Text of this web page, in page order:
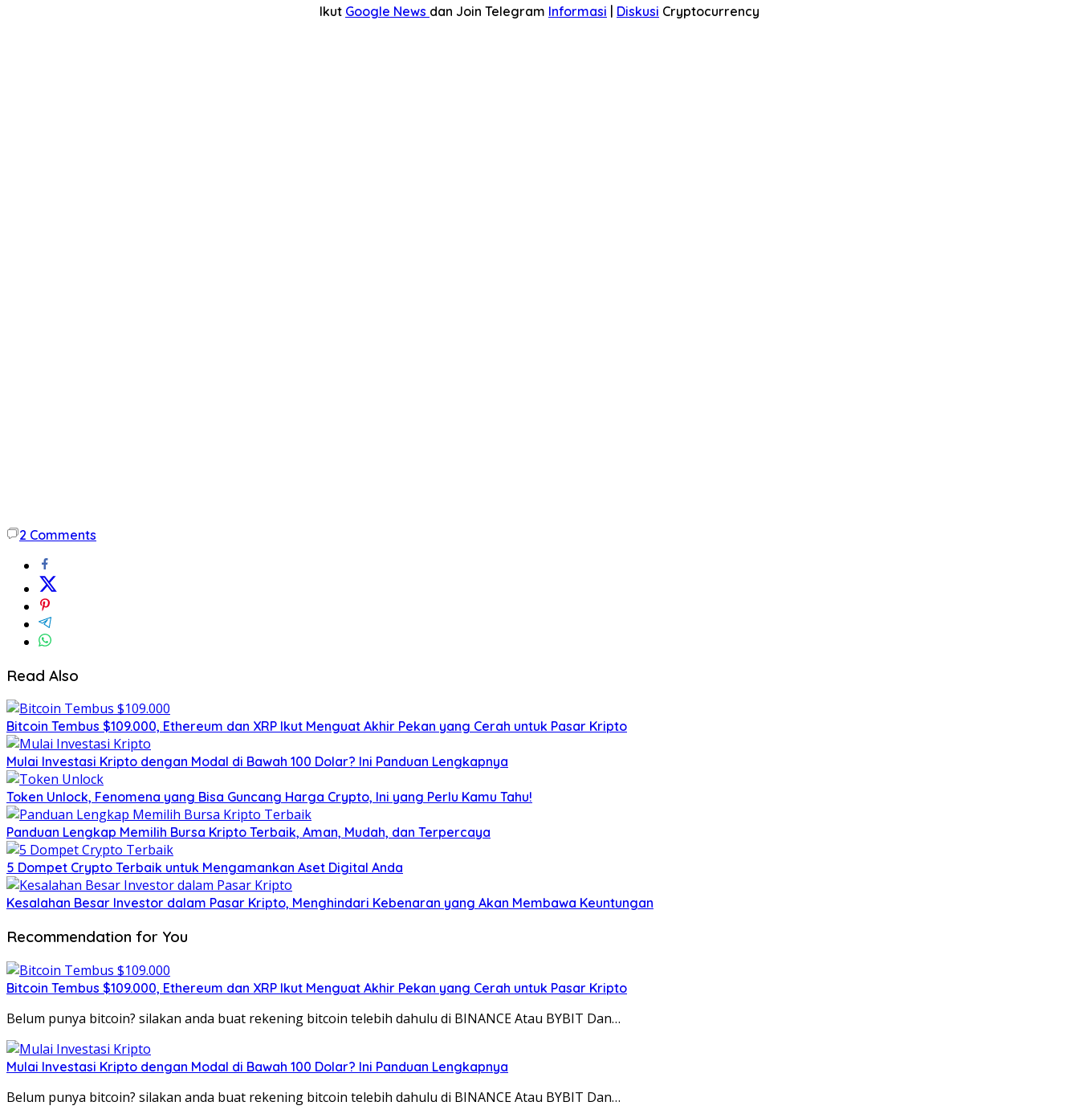
Ikut Google News dan Join Telegram Informasi | Diskusi Cryptocurrency
2 Comments
Read Also
Bitcoin Tembus $109.000, Ethereum dan XRP Ikut Menguat Akhir Pekan yang Cerah untuk Pasar Kripto
Mulai Investasi Kripto dengan Modal di Bawah 100 Dolar? Ini Panduan Lengkapnya
Token Unlock, Fenomena yang Bisa Guncang Harga Crypto, Ini yang Perlu Kamu Tahu!
Panduan Lengkap Memilih Bursa Kripto Terbaik, Aman, Mudah, dan Terpercaya
5 Dompet Crypto Terbaik untuk Mengamankan Aset Digital Anda
Kesalahan Besar Investor dalam Pasar Kripto, Menghindari Kebenaran yang Akan Membawa Keuntungan
Recommendation for You
Bitcoin Tembus $109.000, Ethereum dan XRP Ikut Menguat Akhir Pekan yang Cerah untuk Pasar Kripto
Belum punya bitcoin? silakan anda buat rekening bitcoin telebih dahulu di BINANCE Atau BYBIT Dan…
Mulai Investasi Kripto dengan Modal di Bawah 100 Dolar? Ini Panduan Lengkapnya
Belum punya bitcoin? silakan anda buat rekening bitcoin telebih dahulu di BINANCE Atau BYBIT Dan…